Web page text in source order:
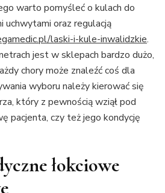
warto pomyśleć o kulach do
uchwytami oraz regulacją
laski-i-kule-inwalidzkie.
jest w sklepach bardzo dużo,
chory może znaleźć coś dla
wyboru należy kierować się
który z pewnością wziął pod
pacjenta, czy też jego kondycję
łokciowe